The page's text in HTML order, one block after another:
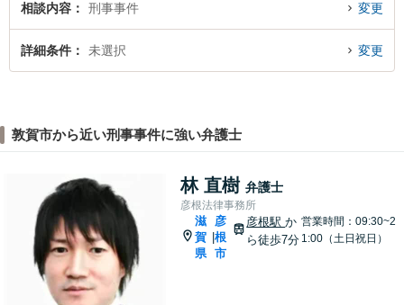
相談内容 刑事事件 変更
詳細条件 未選択 変更
敦賀市から近い刑事事件に強い弁護士
林 直樹 弁護士
彦根法律事務所
滋
賀
県
|
彦
根
市
彦根駅か
ら徒歩7分
営業時間：09:30~2
1:00（土日祝日）